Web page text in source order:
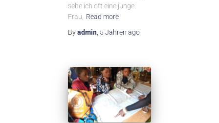
sehe ich oft eine junge
Frau, Read more
Byadmin, 5 Jahren ago